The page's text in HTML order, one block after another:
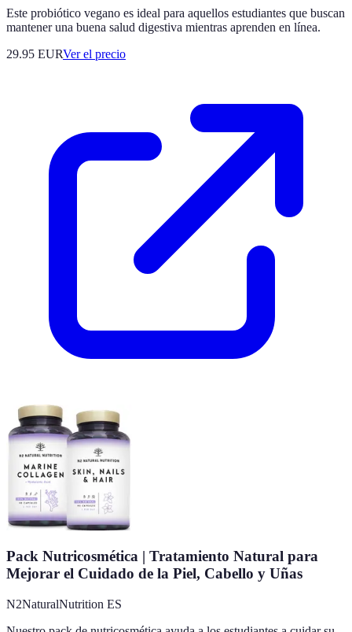
Este probiótico vegano es ideal para aquellos estudiantes que buscan
mantener una buena salud digestiva mientras aprenden en línea.
29.95 EURVer el precio
Pack Nutricosmética | Tratamiento Natural para
Mejorar el Cuidado de la Piel, Cabello y Uñas
N2NaturalNutrition ES